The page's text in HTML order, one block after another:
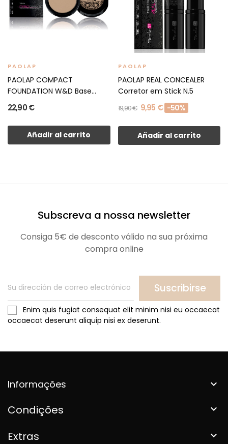
PAOLAP
PAOLAP COMPACT
FOUNDATION W&D Base
Compacta N.03
22,90 €
Añadir al carrito
PAOLAP
PAOLAP REAL CONCEALER
Corretor em Stick N.5
19,90 € 9,95 € -50%
Añadir al carrito
Subscreva a nossa newsletter
Consiga 5€ de desconto válido na sua próxima
compra online
Suscribirse
Enim quis fugiat consequat elit minim nisi eu occaecat
occaecat deserunt aliquip nisi ex deserunt.
Informações 
Condições 
Extras 